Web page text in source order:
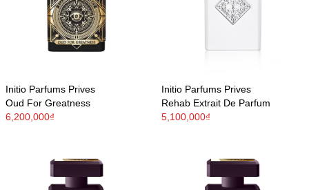
Initio Parfums Prives
Oud For Greatness
6,200,000₫
Initio Parfums Prives
Rehab Extrait De Parfum
5,100,000₫